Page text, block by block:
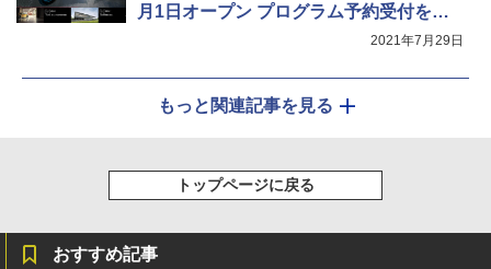
月1日オープン プログラム予約受付を開
2021年7月29日
もっと関連記事を見る
トップページに戻る
おすすめ記事